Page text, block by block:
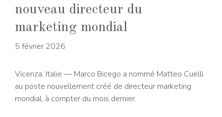
nouveau directeur du
marketing mondial
5 février 2026
Vicenza, Italie — Marco Bicego a nommé Matteo Cuelli
au poste nouvellement créé de directeur marketing
mondial, à compter du mois dernier.